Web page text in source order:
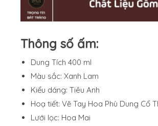
Thông số ấm:
Dung Tích 400 ml
Màu sắc: Xanh Lam
Kiểu dáng: Tiêu Anh
Hoạ tiết: Vẽ Tay Hoa Phù Dung Cổ
Lưới lọc: Hoa Mai